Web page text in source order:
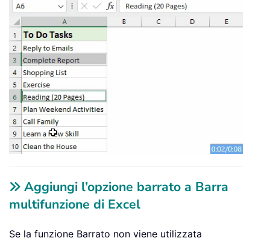
Aggiungi l’opzione barrato a Barra
multifunzione di Excel
Se la funzione Barrato non viene utilizzata